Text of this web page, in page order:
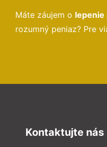
Máte záujem o lepenie
rozumný peniaz? Pre
Kontaktujte nás